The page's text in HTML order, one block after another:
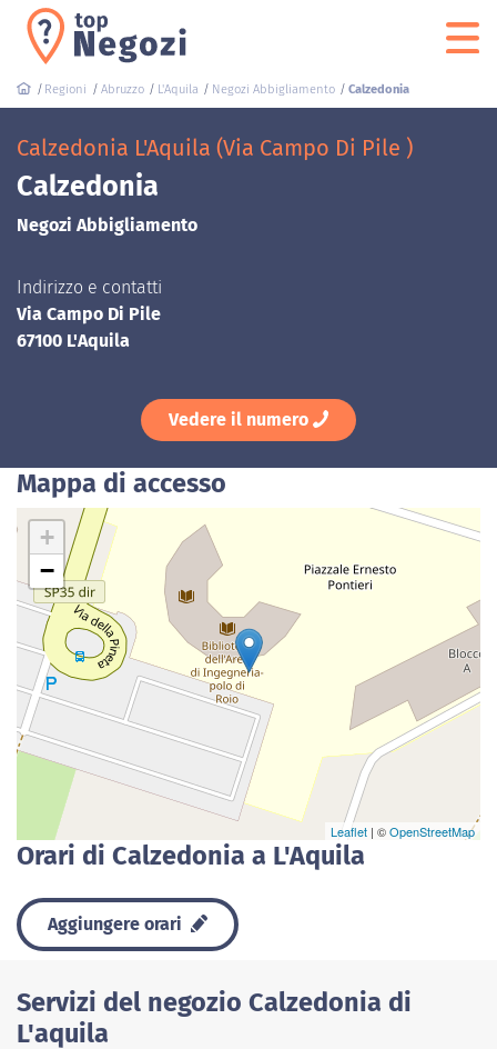
Regioni Abruzzo L'Aquila Negozi Abbigliamento Calzedonia
Calzedonia L'Aquila (Via Campo Di Pile )
Calzedonia
Negozi Abbigliamento
Indirizzo e contatti
Via Campo Di Pile
67100 L'Aquila
Vedere il numero
Mappa di accesso
+
−
Leaflet | ©OpenStreetMap
Orari di Calzedonia a L'Aquila
Aggiungere orari
Servizi del negozio Calzedonia di
L'aquila